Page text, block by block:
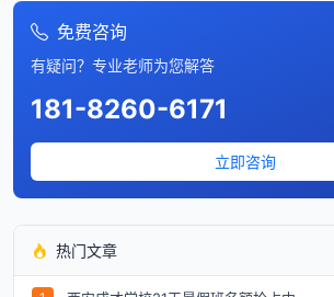
免费咨询
有疑问？专业老师为您解答
181-8260-6171
立即咨询
热门文章